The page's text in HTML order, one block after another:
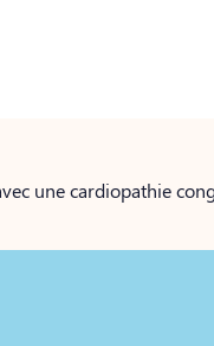
une cardiopathie